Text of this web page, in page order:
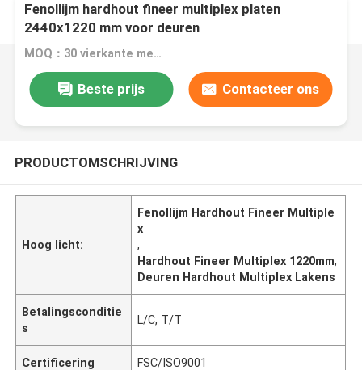
Fenollijm hardhout fineer multiplex platen
2440x1220 mm voor deuren
MOQ：30 vierkante meter
Beste prijs Contacteer ons
PRODUCTOMSCHRIJVING
Hoog licht:
Fenollijm Hardhout Fineer Multiple
x
,
Hardhout Fineer Multiplex 1220mm,
Deuren Hardhout Multiplex Lakens
Betalingsconditie
s
L/C, T/T
Certificering FSC/ISO9001